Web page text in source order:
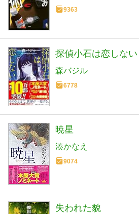
9363
探偵小石は恋しない
森バジル
6778
暁星
湊かなえ
9074
失われた貌